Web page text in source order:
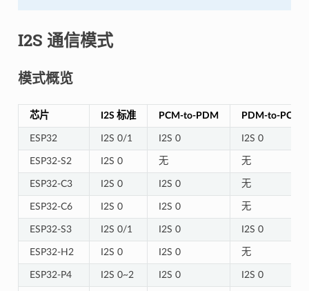
I2S 通信模式
模式概览
芯片 I2S 标准 PCM-to-PDM PDM-to-PCM
ESP32 I2S 0/1 I2S 0 I2S 0
ESP32-S2 I2S 0 无 无
ESP32-C3 I2S 0 I2S 0 无
ESP32-C6 I2S 0 I2S 0 无
ESP32-S3 I2S 0/1 I2S 0 I2S 0
ESP32-H2 I2S 0 I2S 0 无
ESP32-P4 I2S 0~2 I2S 0 I2S 0